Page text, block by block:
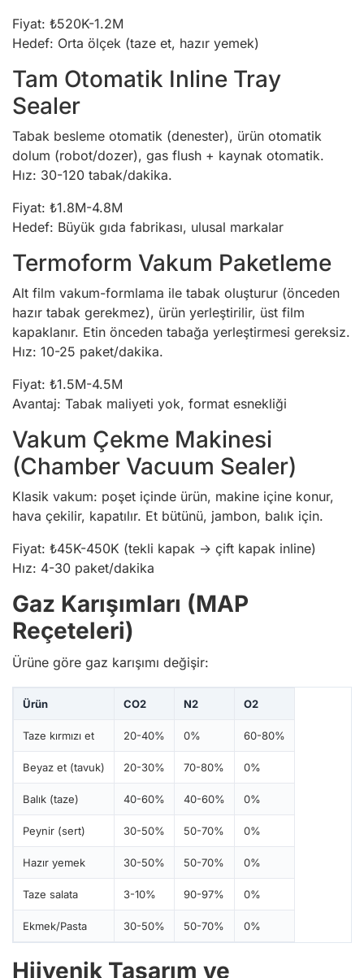
Fiyat: ₺520K-1.2M
Hedef: Orta ölçek (taze et, hazır yemek)
Tam Otomatik Inline Tray
Sealer
Tabak besleme otomatik (denester), ürün otomatik
dolum (robot/dozer), gas flush + kaynak otomatik.
Hız: 30-120 tabak/dakika.
Fiyat: ₺1.8M-4.8M
Hedef: Büyük gıda fabrikası, ulusal markalar
Termoform Vakum Paketleme
Alt film vakum-formlama ile tabak oluşturur (önceden
hazır tabak gerekmez), ürün yerleştirilir, üst film
kapaklanır. Etin önceden tabağa yerleştirmesi gereksiz.
Hız: 10-25 paket/dakika.
Fiyat: ₺1.5M-4.5M
Avantaj: Tabak maliyeti yok, format esnekliği
Vakum Çekme Makinesi
(Chamber Vacuum Sealer)
Klasik vakum: poşet içinde ürün, makine içine konur,
hava çekilir, kapatılır. Et bütünü, jambon, balık için.
Fiyat: ₺45K-450K (tekli kapak → çift kapak inline)
Hız: 4-30 paket/dakika
Gaz Karışımları (MAP
Reçeteleri)
Ürüne göre gaz karışımı değişir:
Ürün CO2 N2 O2
Taze kırmızı et 20-40% 0% 60-80%
Beyaz et (tavuk) 20-30% 70-80% 0%
Balık (taze) 40-60% 40-60% 0%
Peynir (sert) 30-50% 50-70% 0%
Hazır yemek 30-50% 50-70% 0%
Taze salata 3-10% 90-97% 0%
Ekmek/Pasta 30-50% 50-70% 0%
Hijyenik Tasarım ve